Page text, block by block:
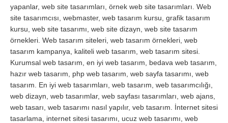
yapanlar, web site tasarımları, örnek web site tasarımları. Web
site tasarımcısı, webmaster, web tasarım kursu, grafik tasarım
kursu, web site tasarımı, web site dizayn, web site tasarım
örnekleri. Web tasarım siteleri, web tasarım örnekleri, web
tasarım kampanya, kaliteli web tasarım, web tasarım sitesi.
Kurumsal web tasarım, en iyi web tasarım, bedava web tasarım,
hazır web tasarım, php web tasarım, web sayfa tasarımı, web
tasarım. En iyi web tasarımları, web tasarım, web tasarımcılığı,
web dizayn, web tasarımlar, web sayfası tasarımları, web ajans,
web tasarı, web tasarımı nasıl yapılır, veb tasarım. İnternet sitesi
tasarlama, internet sitesi tasarımı, ucuz web tasarımı, web